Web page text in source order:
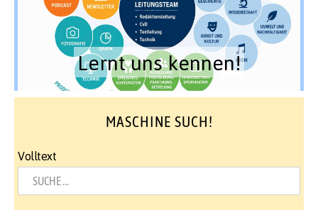
Lernt uns kennen!
MASCHINE SUCH!
Volltext